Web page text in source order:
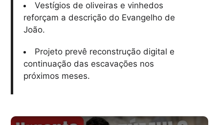
Vestígios de oliveiras e vinhedos
reforçam a descrição do Evangelho de
João.
Projeto prevê reconstrução digital e
continuação das escavações nos
próximos meses.